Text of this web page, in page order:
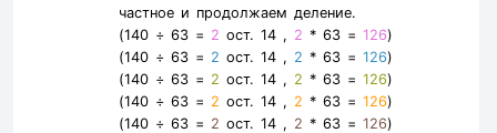
частное и продолжаем деление.
(140 ÷ 63 = 2 ост. 14 , 2 * 63 = 126)
(140 ÷ 63 = 2 ост. 14 , 2 * 63 = 126)
(140 ÷ 63 = 2 ост. 14 , 2 * 63 = 126)
(140 ÷ 63 = 2 ост. 14 , 2 * 63 = 126)
(140 ÷ 63 = 2 ост. 14 , 2 * 63 = 126)